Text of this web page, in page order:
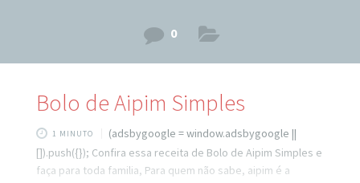
0
Bolo de Aipim Simples
1 MINUTO
(adsbygoogle = window.adsbygoogle ||
[]).push({}); Confira essa receita de Bolo de Aipim Simples e
faça para toda familia, Para quem não sabe, aipim é a